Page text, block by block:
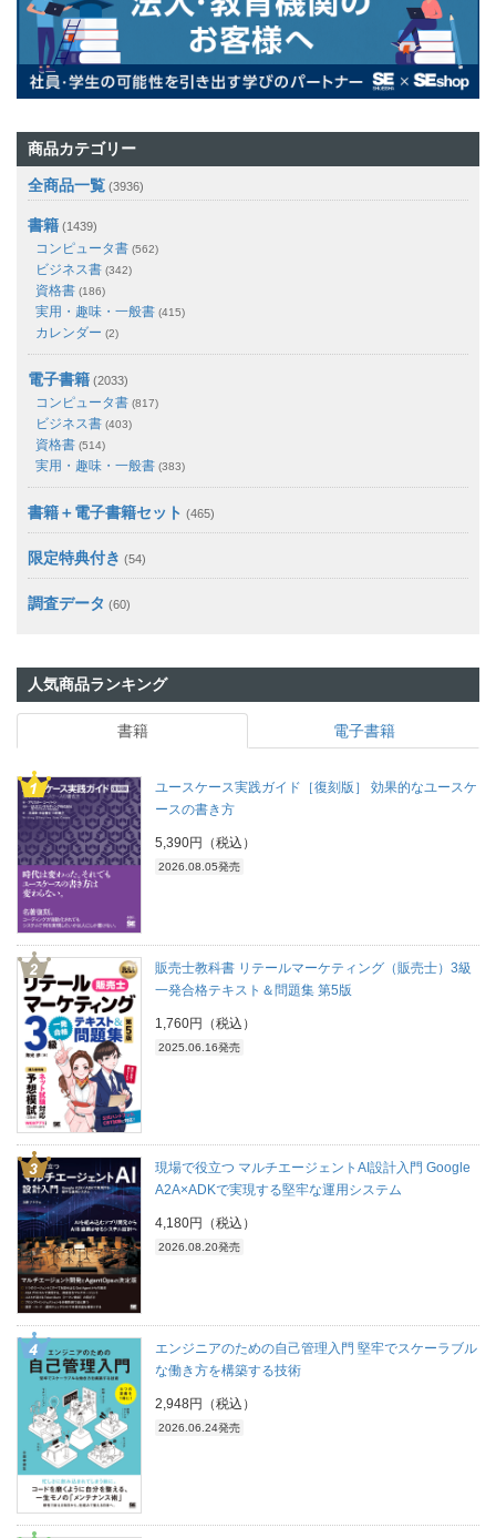
商品カテゴリー
全商品一覧 (3936)
書籍 (1439)
コンピュータ書 (562)
ビジネス書 (342)
資格書 (186)
実用・趣味・一般書 (415)
カレンダー (2)
電子書籍 (2033)
コンピュータ書 (817)
ビジネス書 (403)
資格書 (514)
実用・趣味・一般書 (383)
書籍＋電子書籍セット (465)
限定特典付き (54)
調査データ (60)
人気商品ランキング
書籍 電子書籍
ユースケース実践ガイド［復刻版］ 効果的なユースケ
ースの書き方
5,390円（税込）
2026.08.05発売
販売士教科書 リテールマーケティング（販売士）3級
一発合格テキスト＆問題集 第5版
1,760円（税込）
2025.06.16発売
現場で役立つ マルチエージェントAI設計入門 Google
A2A×ADKで実現する堅牢な運用システム
4,180円（税込）
2026.08.20発売
エンジニアのための自己管理入門 堅牢でスケーラブル
な働き方を構築する技術
2,948円（税込）
2026.06.24発売